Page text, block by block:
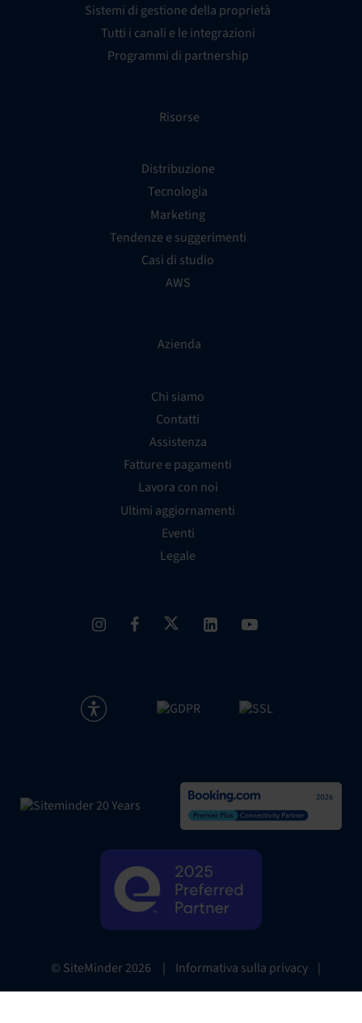
Sistemi di gestione della proprietà
Tutti i canali e le integrazioni
Programmi di partnership
Risorse
Distribuzione
Tecnologia
Marketing
Tendenze e suggerimenti
Casi di studio
AWS
Azienda
Chi siamo
Contatti
Assistenza
Fatture e pagamenti
Lavora con noi
Ultimi aggiornamenti
Eventi
Legale
© SiteMinder2026 | Informativa sulla privacy |